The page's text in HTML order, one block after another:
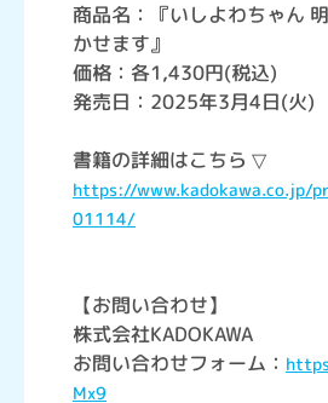
商品名：『いしよわちゃん
かせます』
価格：各1,430円(税込)
発売日：2025年3月4日(火)
書籍の詳細はこちら ▽
https://www.kadokawa.co.jp/
01114/
【お問い合わせ】
株式会社KADOKAWA
お問い合わせフォーム：
Mx9